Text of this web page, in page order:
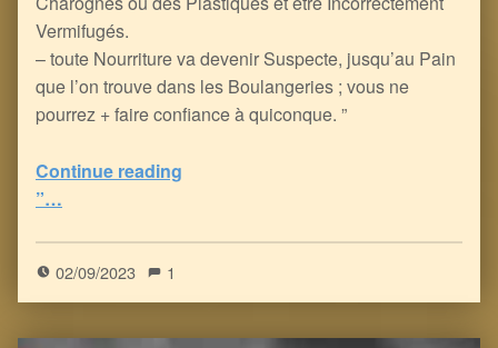
Vermifugés.
– toute Nourriture va devenir Suspecte, jusqu’au Pain
que l’on trouve dans les Boulangeries ; vous ne
pourrez + faire confiance à quiconque. ”
Continue reading
”…
02/09/2023 1